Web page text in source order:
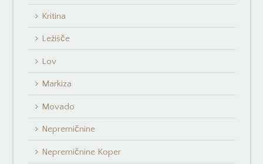
Kritina
Ležišče
Lov
Markiza
Movado
Nepremičnine
Nepremičnine Koper